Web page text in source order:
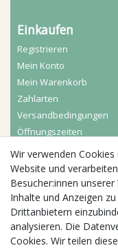
Einkaufen
Registrieren
Mein Konto
Mein Warenkorb
Zahlarten
Versandbedingungen
Öffnungszeiten
Aktuelles
Busgruppen
Kindergeburtstage
Kindergartenausflug
Schulklassenausflug
Wir verwenden
Website und
Besucher:innen
Inhalte und Anzeigen
Drittanbietern
analysieren. Die
Cookies. Wir teilen